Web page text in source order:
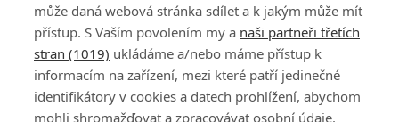
PŘIHLÁSIT
REGISTROVAT
DISKUZE
může daná webová stránka sdílet a k jakým může mít
přístup. S Vaším povolením my a naši partneři třetích
stran (1019) ukládáme a/nebo máme přístup k
informacím na zařízení, mezi které patří jedinečné
identifikátory v cookies a datech prohlížení, abychom
mohli shromažďovat a zpracovávat osobní údaje.